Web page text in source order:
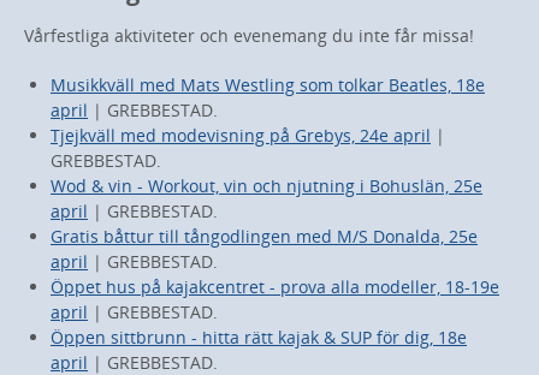
Vårfestliga aktiviteter och evenemang du inte får missa!
Musikkväll med Mats Westling som tolkar Beatles, 18e
april | GREBBESTAD.
Tjejkväll med modevisning på Grebys, 24e april |
GREBBESTAD.
Wod & vin - Workout, vin och njutning i Bohuslän, 25e
april | GREBBESTAD.
Gratis båttur till tångodlingen med M/S Donalda, 25e
april | GREBBESTAD.
Öppet hus på kajakcentret - prova alla modeller, 18-19e
april | GREBBESTAD.
Öppen sittbrunn - hitta rätt kajak & SUP för dig, 18e
april | GREBBESTAD.